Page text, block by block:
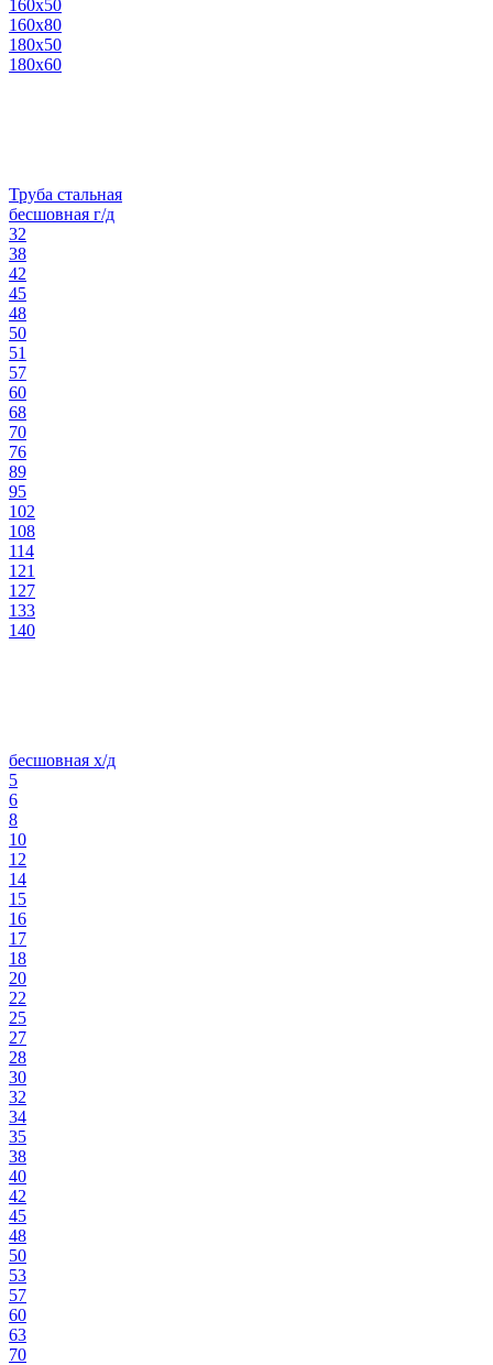
160х50
160х80
180х50
180х60
Труба стальная
бесшовная г/д
32
38
42
45
48
50
51
57
60
68
70
76
89
95
102
108
114
121
127
133
140
бесшовная х/д
5
6
8
10
12
14
15
16
17
18
20
22
25
27
28
30
32
34
35
38
40
42
45
48
50
53
57
60
63
70